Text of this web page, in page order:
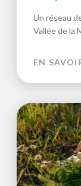
Un réseau
Vallée de la
EN